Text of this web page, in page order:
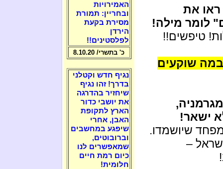
את
לומר מילה!
טיפשים!!
שוקעים
ישאר!
שיושמדו.
–
האמירויות
ובחריין: תמורת
מסירת בקעת
הירדן
לפלסטינים!!
כ' בתשרי/ 8.10.20
נגיף חדש וקטלני
בדרך! זהו נגיף
שיחזיר בהדרגה
את יושבי כדור
הארץ לתקופת
האבן, אחרי
שיפגע במחשבים
וברובוטים,
שמאפשרים לנו
כיום רמת חיים
חלומית!